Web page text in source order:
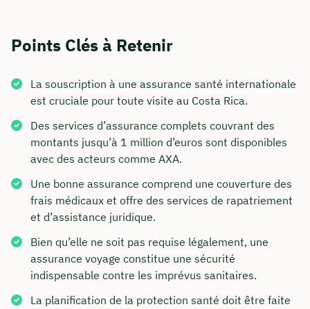
Points Clés à Retenir
La souscription à une assurance santé internationale
est cruciale pour toute visite au Costa Rica.
Des services d’assurance complets couvrant des
montants jusqu’à 1 million d’euros sont disponibles
avec des acteurs comme AXA.
Une bonne assurance comprend une couverture des
frais médicaux et offre des services de rapatriement
et d’assistance juridique.
Bien qu’elle ne soit pas requise légalement, une
assurance voyage constitue une sécurité
indispensable contre les imprévus sanitaires.
La planification de la protection santé doit être faite